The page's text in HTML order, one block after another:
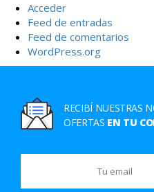
Acceder
Feed de entradas
Feed de comentarios
WordPress.org
RECIBÍ NUESTRAS
OFERTAS EN TU